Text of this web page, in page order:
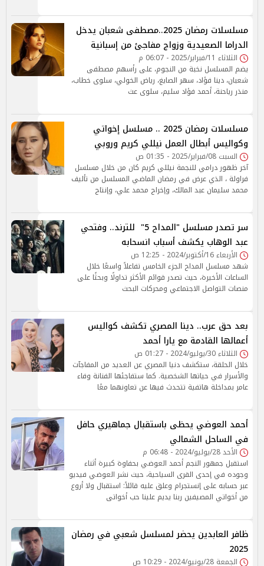
مسلسلات رمضان 2025..مصطفى شعبان يدخل
الدراما الصعيدية وزواج مفاجئ من إسبانية
الثلاثاء 11/فبراير/2025 - 06:07 م
يضم المسلسل نخبة من النجوم، على رأسهم مصطفى
شعبان، دينا فؤاد، سهر الصايغ، رياض الخولي، سلوى خطاب،
منذر رياحنة، أحمد فؤاد سليم، سلوى عث
مسلسلات رمضان 2025 .. مسلسل إخواتي
وكواليس أبطال العمل نيللي كريم وروبي
السبت 08/فبراير/2025 - 01:35 ص
آخر ظهور درامي للنجمة نيللي كريم كان من خلال مسلسل
فراولة ، الذي عرض في رمضان الماضي المسلسل من تأليف
محمد سليمان عبد المالك، وإخراج محمد علي، وإنتاج
سر تصدر مسلسل "المداح 5" للترند.. وفتحي
عبد الوهاب يكشف أسباب انسحابه
الأربعاء 16/أكتوبر/2024 - 12:25 ص
شهد مسلسل المداح الجزء الخامس تفاعلاً واسعًا خلال
الساعات الأخيرة، حيث تصدر قوائم الأكثر تداولًا وبحثًا على
منصات التواصل الاجتماعي ومحركات البحث
بعد حق عرب.. دينا المصري تكشف كواليس
أعمالها القادمة مع يارا أحمد
الثلاثاء 30/يوليو/2024 - 01:27 ص
خلال الحلقة، ستكشف دنيا المصري عن العديد من المفاجآت
والأسرار في حياتها الشخصية. كما ستفاجئها الفنانة وفاء
عامر بمداخلة هاتفية تتحدث فيها عن تعاونهما معًا
أحمد العوضي يحظى باستقبال جماهيري حافل
في الساحل الشمالي
الأحد 28/يوليو/2024 - 06:48 م
استقبل جمهور النجم أحمد العوضي بحفاوة كبيرة أثناء
وجوده في إحدى القرى السياحية، حيث نشر العوضي فيديو
عبر حسابه على إنستجرام وعلق عليه قائلاً: استقبال ولا أروع
من أخواتي المصيفين ربنا يديم علينا حب أخواتى
ظافر العابدين يحضر لمسلسل شعبي في رمضان
2025
الجمعة 28/يونيو/2024 - 10:29 ص